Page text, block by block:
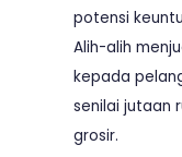
potensi
Alih-alih
kepada
senilai jutaan
grosir.